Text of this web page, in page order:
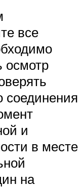
все
осмотр
соединения
и
в месте
на